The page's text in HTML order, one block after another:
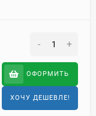
- +
ОФОРМИТЬ
ХОЧУ ДЕШЕВЛЕ!